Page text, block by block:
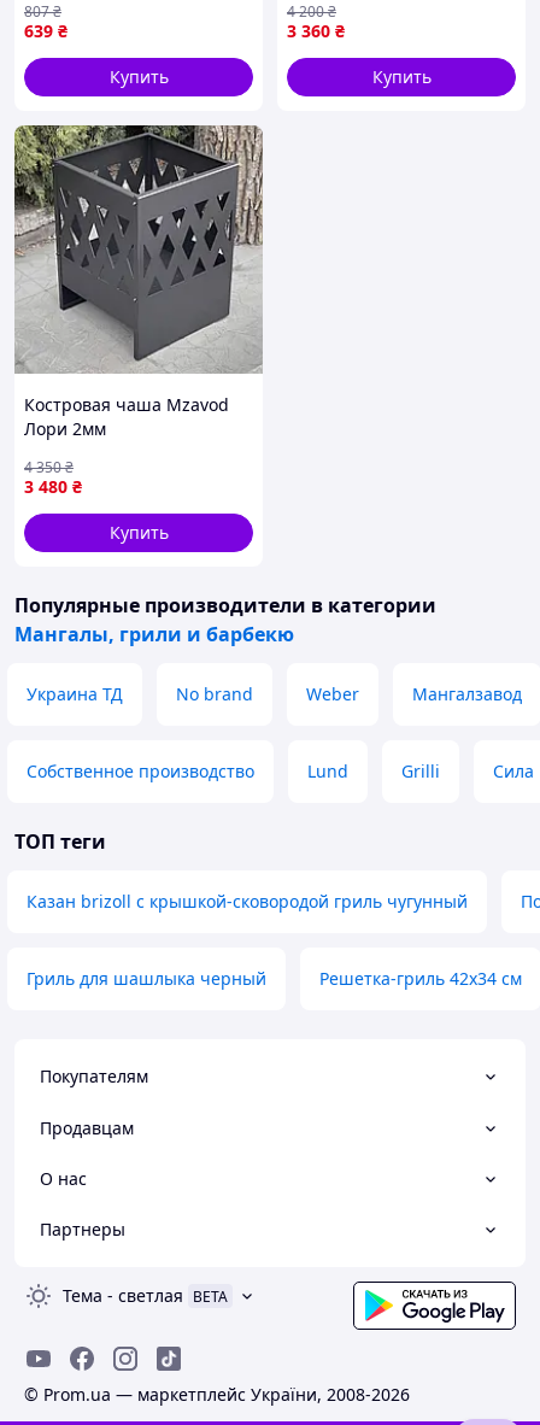
Решіткастіл для шашлика
SHOPPAN рішотка на
мангал розкладний
639 ₴
807₴
Купить
3 360 ₴
4 200₴
Купить
Костровая чаша Mzavod
Лори 2мм
3 480 ₴
4 350₴
Купить
Популярные производители в категории
Мангалы, грили и барбекю
Украина ТД No brand Weber Мангалзавод
Собственное производство Lund Grilli Сила
ТОП теги
Казан brizoll с крышкой-сковородой гриль чугунный
Гриль для шашлыка черный Решетка-гриль 42х34 см
Покупателям
Продавцам
О нас
Партнеры
Тема - светлая BETA
© Prom.ua — маркетплейс України, 2008-2026